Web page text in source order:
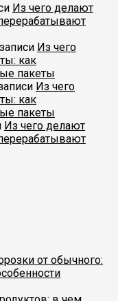
Из чего делают
Из чего
как
пакеты
Из чего
как
пакеты
Из чего делают
от обычного: